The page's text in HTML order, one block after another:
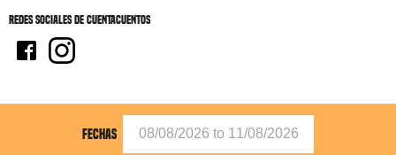
Redes sociales de Cuentacuentos
FECHAS